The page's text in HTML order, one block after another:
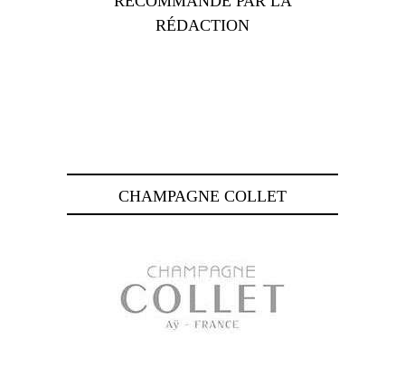
RÉDACTION
CHAMPAGNE COLLET